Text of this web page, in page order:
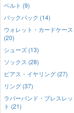
ベルト (9)
バックパック (14)
ウォレット・カードケース
(20)
シューズ (13)
ソックス (28)
ピアス・イヤリング (27)
リング (37)
ラバーバンド・ブレスレッ
ト (21)